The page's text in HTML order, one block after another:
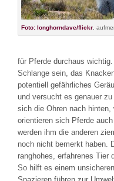
Foto: longhorndave/flickr ,
für Pferde durchaus
Schlange sein, das
potentiell gefährliches
und versucht es genauer
sich die Ohren nach
orientieren sich Pferde
werden ihm die anderen
noch nicht bemerkt haben.
ranghohes, erfahrenes Tier
So hilft es einem